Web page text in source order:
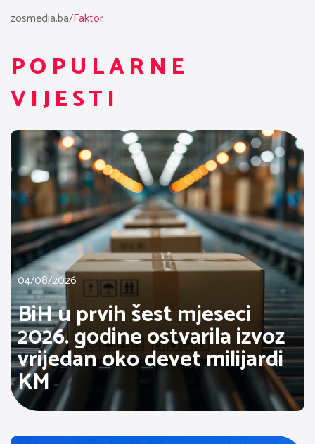
zosmedia.ba/Faktor
POPULARNE
VIJESTI
04/08/2026
BiH u prvih šest mjeseci
2026. godine ostvarila izvoz
vrijedan oko devet milijardi
KM